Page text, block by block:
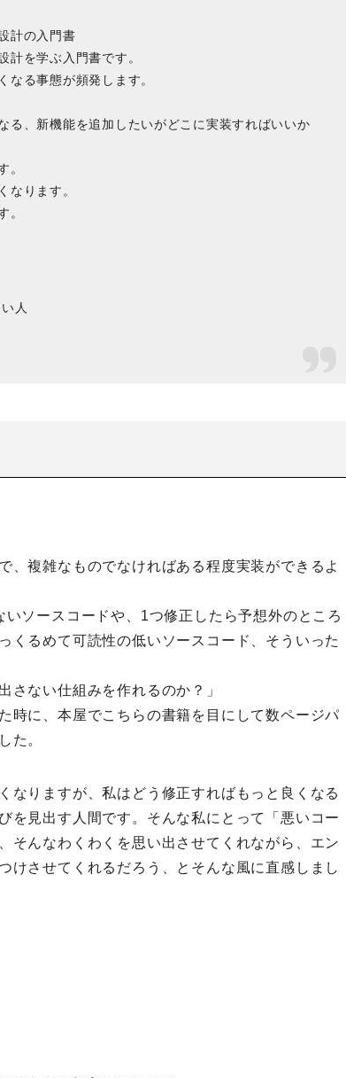
計の入門書
計を学ぶ入門書です。
なる事態が頻発します。
る、新機能を追加したいがどこに実装すればいいか
。
なります。
。
人
、複雑なものでなければある程度実装ができるよ
ソースコードや、1つ修正したら予想外のところ
くるめて可読性の低いソースコード、そういった
さない仕組みを作れるのか？」
時に、本屋でこちらの書籍を目にして数ページパ
た。
なりますが、私はどう修正すればもっと良くなる
を見出す人間です。そんな私にとって「悪いコー
そんなわくわくを思い出させてくれながら、エン
けさせてくれるだろう、とそんな風に直感しまし